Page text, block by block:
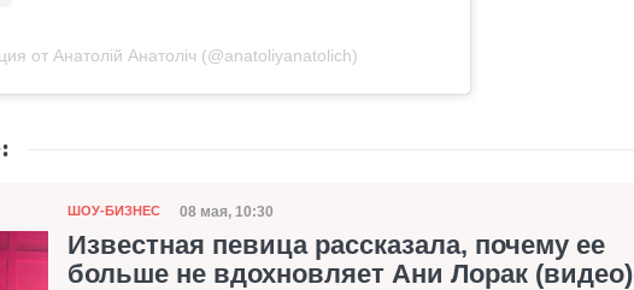
от Анатолій Анатоліч (@anatoliyanatolich)
Категория
ШОУ-БИЗНЕС Дата публикации
08 мая, 10:30
Известная певица рассказала, почему ее
больше не вдохновляет Ани Лорак (видео)